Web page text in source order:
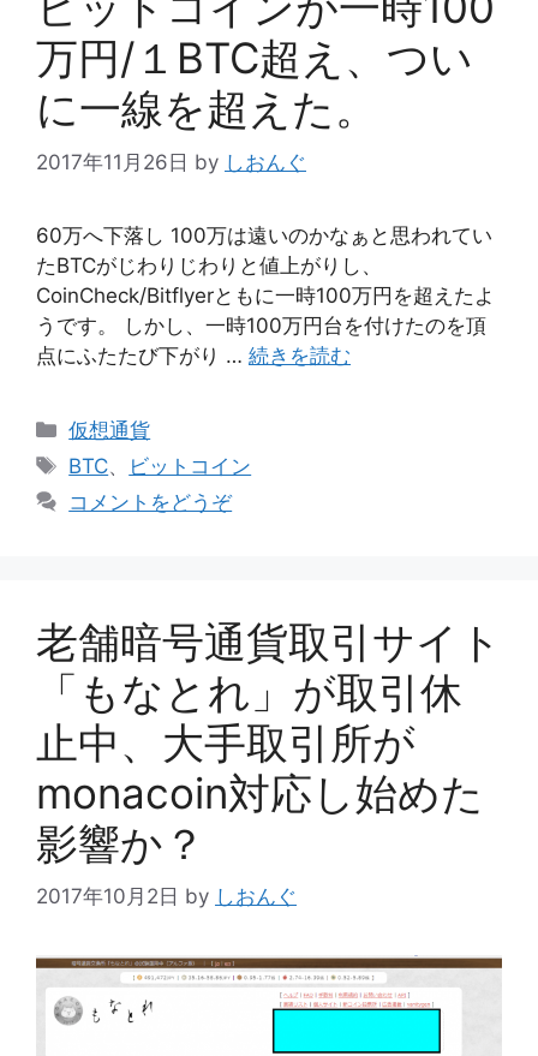
万円/１BTC超え、つい
に一線を超えた。
2017年11月26日 by しおんぐ
60万へ下落し 100万は遠いのかなぁと思われてい
たBTCがじわりじわりと値上がりし、
CoinCheck/Bitflyerともに一時100万円を超えたよ
うです。 しかし、一時100万円台を付けたのを頂
点にふたたび下がり … 続きを読む
カ
テ
リ
仮想通貨
タ
BTC、
ビットコイン
コメントをどうぞ
老舗暗号通貨取引サイト
「もなとれ」が取引休
止中、大手取引所が
monacoin対応し始めた
影響か？
2017年10月2日 by しおんぐ